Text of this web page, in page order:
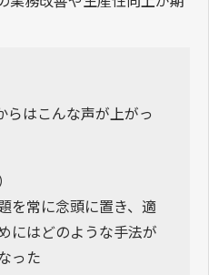
らはこんな声が上がっ
を常に念頭に置き、適
にはどのような手法が
った